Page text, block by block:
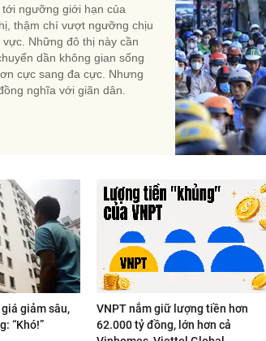
ngưỡng giới hạn của
thậm chí vượt ngưỡng chịu
Những đô thị này cần
dần không gian sống
cực sang đa cực. Nhưng
nghĩa với giãn dân.
giảm sâu,
“Khó!”
VNPT nắm giữ lượng tiền hơn
62.000 tỷ đồng, lớn hơn cả